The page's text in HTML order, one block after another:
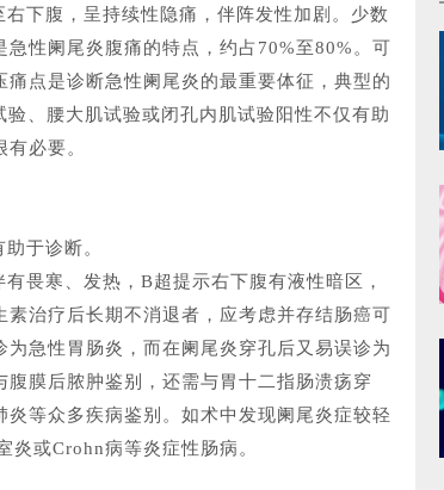
下腹，呈持续性隐痛，伴阵发性加剧。少数
性阑尾炎腹痛的特点，约占70%至80%。可
点是诊断急性阑尾炎的最重要体征，典型的
、腰大肌试验或闭孔内肌试验阳性不仅有助
必要。
于诊断。
畏寒、发热，B超提示右下腹有液性暗区，
治疗后长期不消退者，应考虑并存结肠癌可
急性胃肠炎，而在阑尾炎穿孔后又易误诊为
膜后脓肿鉴别，还需与胃十二指肠溃疡穿
等众多疾病鉴别。如术中发现阑尾炎症较轻
或Crohn病等炎症性肠病。